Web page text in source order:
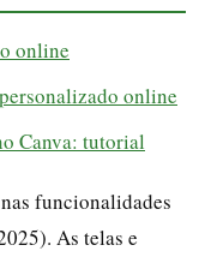
online
online
Canva: tutorial
funcionalidades
As telas e